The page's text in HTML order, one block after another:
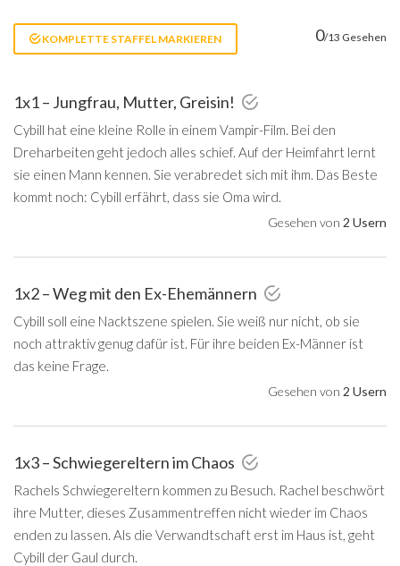
KOMPLETTE STAFFEL MARKIEREN 0/13 Gesehen
1x1 – Jungfrau, Mutter, Greisin!
Cybill hat eine kleine Rolle in einem Vampir-Film. Bei den
Dreharbeiten geht jedoch alles schief. Auf der Heimfahrt lernt
sie einen Mann kennen. Sie verabredet sich mit ihm. Das Beste
kommt noch: Cybill erfährt, dass sie Oma wird.
Gesehen von 2 Usern
1x2 – Weg mit den Ex-Ehemännern
Cybill soll eine Nacktszene spielen. Sie weiß nur nicht, ob sie
noch attraktiv genug dafür ist. Für ihre beiden Ex-Männer ist
das keine Frage.
Gesehen von 2 Usern
1x3 – Schwiegereltern im Chaos
Rachels Schwiegereltern kommen zu Besuch. Rachel beschwört
ihre Mutter, dieses Zusammentreffen nicht wieder im Chaos
enden zu lassen. Als die Verwandtschaft erst im Haus ist, geht
Cybill der Gaul durch.